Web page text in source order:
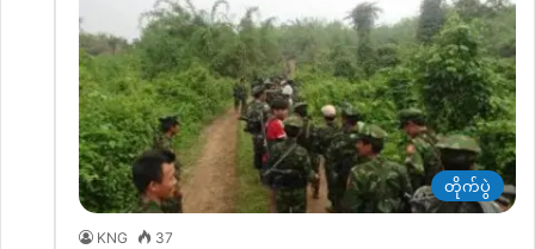
တိုက်ပွဲ
KNG 37